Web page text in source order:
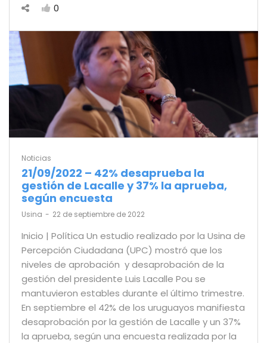
0
Noticias
21/09/2022 – 42% desaprueba la
gestión de Lacalle y 37% la aprueba,
según encuesta
by
Usina 22 de septiembre de 2022
Inicio | Política Un estudio realizado por la Usina de
Percepción Ciudadana (UPC) mostró que los
niveles de aprobación y desaprobación de la
gestión del presidente Luis Lacalle Pou se
mantuvieron estables durante el último trimestre.
En septiembre el 42% de los uruguayos manifiesta
desaprobación por la gestión de Lacalle y un 37%
la aprueba, según una encuesta realizada por la